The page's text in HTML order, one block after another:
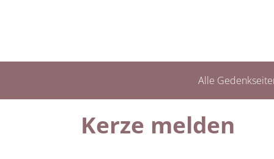
Alle
Kerze melden